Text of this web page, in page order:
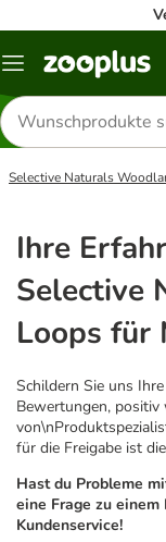
Menü
Produkte
suchen
Selective Naturals
Ihre
Selective
Loops für
Schildern Sie uns
Bewertungen, positiv
für die Freigabe ist
Hast du Probleme
eine Frage zu
Kundenservice!